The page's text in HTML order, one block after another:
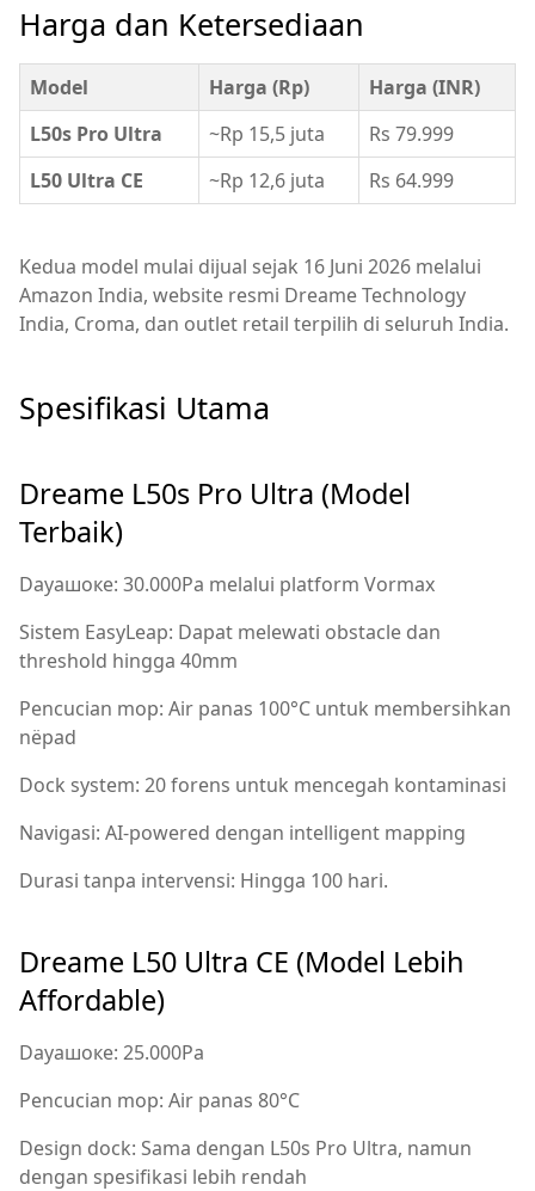
Harga dan Ketersediaan
Model Harga (Rp)
Harga (INR)
L50s Pro Ultra
~Rp 15,5 juta
Rs 79.999
L50 Ultra CE
~Rp 12,6 juta Rs 64.999
Kedua model mulai dijual sejak 16 Juni 2026 melalui
Amazon India, website resmi Dreame Technology
India, Croma, dan outlet retail terpilih di seluruh India.
Spesifikasi Utama
Dreame L50s Pro Ultra (Model
Terbaik)
Dayaшокe: 30.000Pa melalui platform Vormax
Sistem EasyLeap: Dapat melewati obstacle dan
threshold hingga 40mm
Pencucian mop: Air panas 100°C untuk membersihkan
nëpad
Dock system: 20 forens untuk mencegah kontaminasi
Navigasi: AI-powered dengan intelligent mapping
Durasi tanpa intervensi: Hingga 100 hari.
Dreame L50 Ultra CE (Model Lebih
Affordable)
Dayaшокe: 25.000Pa
Pencucian mop: Air panas 80°C
Design dock: Sama dengan L50s Pro Ultra, namun
dengan spesifikasi lebih rendah